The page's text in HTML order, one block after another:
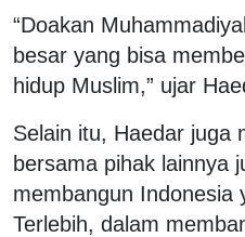
“Doakan
besar yang bisa
hidup Muslim,” ujar
Selain itu, Haedar juga
bersama pihak lainnya
membangun Indonesia
Terlebih, dalam